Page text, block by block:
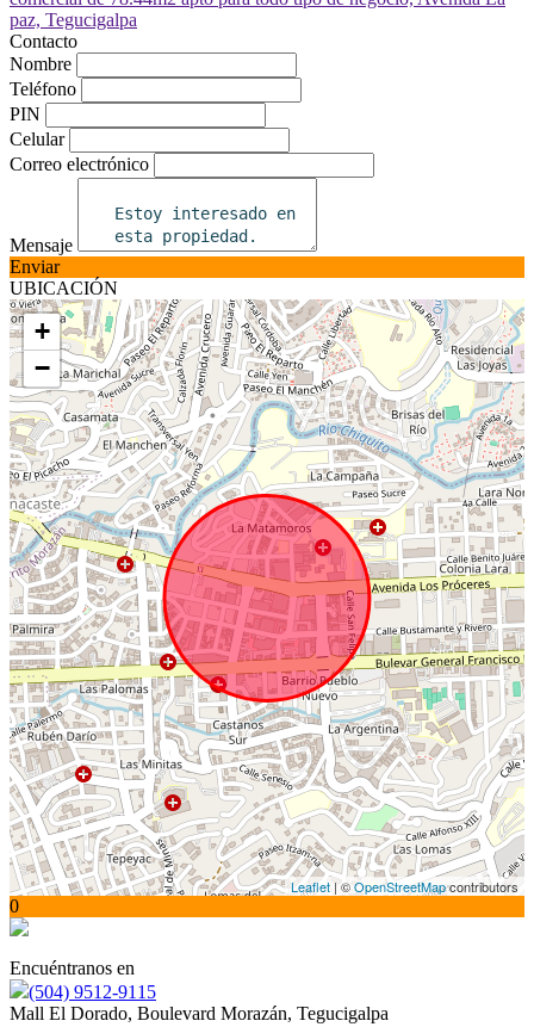
Contacto
Nombre
Teléfono
PIN
Celular
Correo electrónico
Mensaje
Enviar
UBICACIÓN
+
−
Leaflet | ©OpenStreetMapcontributors
0
Encuéntranos en
(504) 9512-9115
Mall El Dorado, Boulevard Morazán, Tegucigalpa